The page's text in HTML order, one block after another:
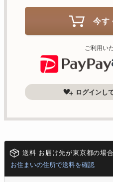
今す
ご利用い
ログインし
送料 お届け先が東京都の場合
お住まいの住所で送料を確認